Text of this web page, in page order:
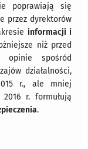
poprawiają się
przez dyrektorów
informacji i
niż przed
opinie spośród
działalności,
r., ale mniej
r. formułują
.